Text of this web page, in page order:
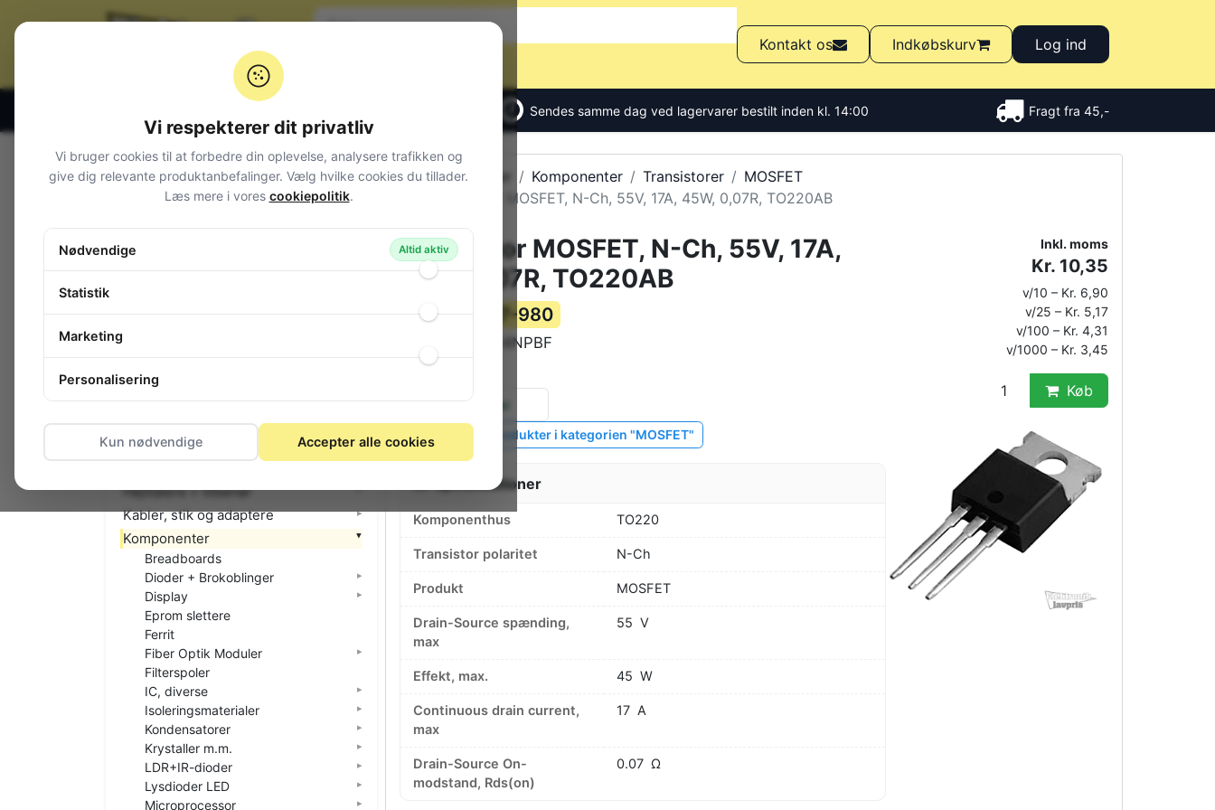
Kontakt os Indkøbskurv Log ind
Sendes samme dag ved lagervarer bestilt inden kl. 14:00 Fragt fra 45,-
Alle produkter Komponenter Transistorer
MOSFET
Transistor MOSFET, N-Ch, 55V, 17A, 45W, 0,07R, TO220AB
Transistor MOSFET, N-Ch, 55V, 17A,
45W, 0,07R, TO220AB
Varenummer: 77-980
IRFZ24NPBF
Vægt:
på lager
Vis lignende produkter i kategorien "MOSFET"
Specifikationer
Komponenthus TO220
Transistor polaritet N-Ch
Produkt MOSFET
Drain-Source spænding,
max
55 V
Effekt, max. 45 W
Continuous drain current,
max
17 A
Drain-Source On-
modstand, Rds(on)
0.07 Ω
Inkl. moms
Kr. 10,35
v/10 – Kr. 6,90
v/25 – Kr. 5,17
v/100 – Kr. 4,31
v/1000 – Kr. 3,45
Køb
Varegrupper
Audio
Computerudstyr
El-materiel (installation)
Foto
Højttalere + tilbehør
Kabler, stik og adaptere
Komponenter
Breadboards
Dioder + Brokoblinger
Display
Eprom slettere
Ferrit
Fiber Optik Moduler
Filterspoler
IC, diverse
Isoleringsmaterialer
Kondensatorer
Krystaller m.m.
LDR+IR-dioder
Lysdioder LED
Microprocessor
Vi respekterer dit privatliv
Vi bruger cookies til at forbedre din oplevelse, analysere trafikken og
give dig relevante produktanbefalinger. Vælg hvilke cookies du tillader.
Læs mere i vores cookiepolitik.
Nødvendige Altid aktiv
Statistik
Marketing
Personalisering
Kun nødvendige Accepter alle cookies